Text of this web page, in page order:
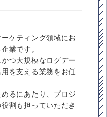
ケティング領域にお
業です。
つ大規模なログデー
を支える業務をお任
るにあたり、プロジ
割も担っていただき